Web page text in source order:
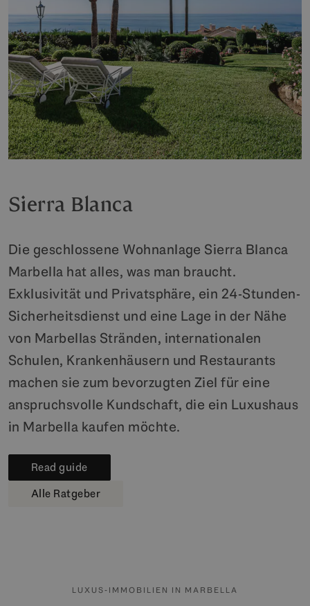
Sierra Blanca
Die geschlossene Wohnanlage Sierra Blanca
Marbella hat alles, was man braucht.
Exklusivität und Privatsphäre, ein 24-Stunden-
Sicherheitsdienst und eine Lage in der Nähe
von Marbellas Stränden, internationalen
Schulen, Krankenhäusern und Restaurants
machen sie zum bevorzugten Ziel für eine
anspruchsvolle Kundschaft, die ein Luxushaus
in Marbella kaufen möchte.
Read guide
Alle Ratgeber
LUXUS-IMMOBILIEN IN MARBELLA